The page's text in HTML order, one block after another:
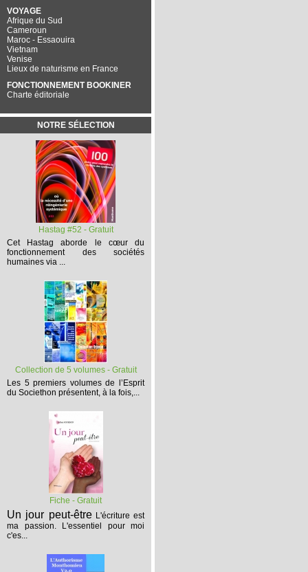
VOYAGE
Afrique du Sud
Cameroun
Maroc - Essaouira
Vietnam
Venise
Lieux de naturisme en France
FONCTIONNEMENT BOOKINER
Charte éditoriale
NOTRE SÉLECTION
Hastag #52 - Gratuit
Cet
Hastag aborde le cœur du
fonctionnement des sociétés
humaines via ...
Collection de 5 volumes - Gratuit
Les 5 premiers volumesde l’Esprit
du Societhon présentent, à la fois,...
Fiche - Gratuit
Un jour peut-être L'écriture est
ma passion. L'essentiel pour moi
c'es...